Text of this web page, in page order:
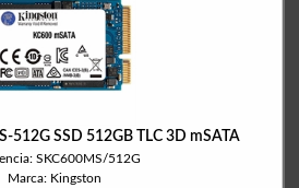
512G SSD 512GB TLC 3D mSATA
SKC600MS/512G
Marca: Kingston